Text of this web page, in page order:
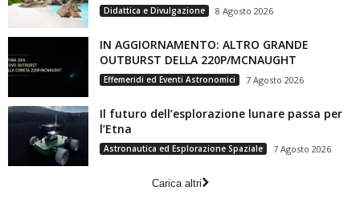
Didattica e Divulgazione 8 Agosto 2026
IN AGGIORNAMENTO: ALTRO GRANDE
OUTBURST DELLA 220P/MCNAUGHT
Effemeridi ed Eventi Astronomici 7 Agosto 2026
Il futuro dell’esplorazione lunare passa per
l’Etna
Astronautica ed Esplorazione Spaziale 7 Agosto 2026
Carica altri